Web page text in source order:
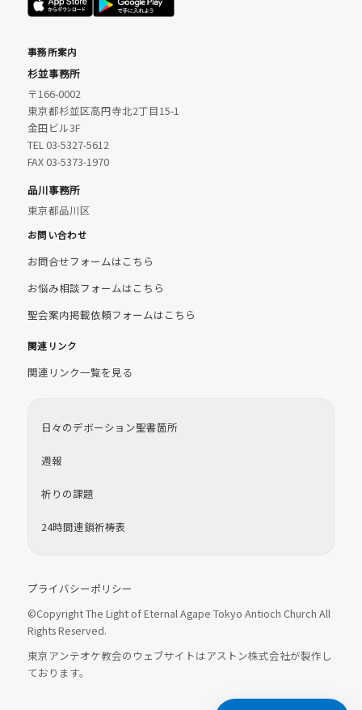
事務所案内
杉並事務所
〒166-0002
東京都杉並区高円寺北2丁目15-1
金田ビル3F
TEL 03-5327-5612
FAX 03-5373-1970
品川事務所
東京都品川区
お問い合わせ
お問合せフォームはこちら
お悩み相談フォームはこちら
聖会案内掲載依頼フォームはこちら
関連リンク
関連リンク一覧を見る
日々のデボーション聖書箇所
週報
祈りの課題
24時間連鎖祈祷表
プライバシーポリシー
©Copyright The Light of Eternal Agape Tokyo Antioch Church All
Rights Reserved.
東京アンテオケ教会のウェブサイトはアストン株式会社が製作し
ております。